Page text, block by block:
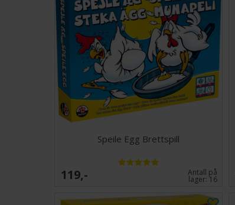
Speile Egg Brettspill
119,- Antall på
lager: 16